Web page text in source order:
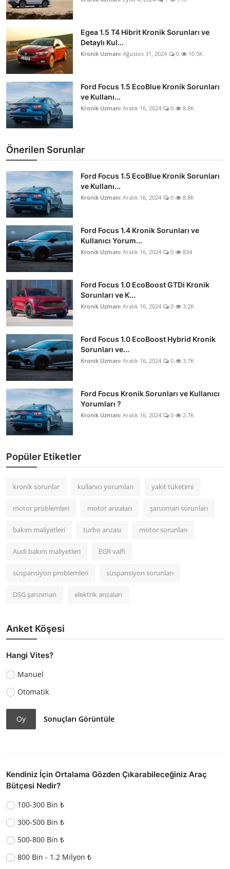
Egea 1.5 T4 Hibrit Kronik Sorunları ve
Detaylı Kul...
Kronik Uzmanı Ağustos 31, 2024 0 10.5K
Ford Focus 1.5 EcoBlue Kronik Sorunları
ve Kullanı...
Kronik Uzmanı Aralık 16, 2024 0 8.8K
Önerilen Sorunlar
Ford Focus 1.5 EcoBlue Kronik Sorunları
ve Kullanı...
Kronik Uzmanı Aralık 16, 2024 0 8.8K
Ford Focus 1.4 Kronik Sorunları ve
Kullanıcı Yorum...
Kronik Uzmanı Aralık 16, 2024 0 834
Ford Focus 1.0 EcoBoost GTDi Kronik
Sorunları ve K...
Kronik Uzmanı Aralık 16, 2024 0 3.2K
Ford Focus 1.0 EcoBoost Hybrid Kronik
Sorunları ve...
Kronik Uzmanı Aralık 16, 2024 0 3.7K
Ford Focus Kronik Sorunları ve Kullanıcı
Yorumları ?
Kronik Uzmanı Aralık 16, 2024 0 2.7K
Popüler Etiketler
kronik sorunlar kullanıcı yorumları yakıt tüketimi
motor problemleri motor arızaları şanzıman sorunları
bakım maliyetleri turbo arızası motor sorunları
Audi bakım maliyetleri EGR valfi
süspansiyon problemleri süspansiyon sorunları
DSG şanzıman elektrik arızaları
Anket Köşesi
Hangi Vites?
Manuel
Otomatik
Oy Sonuçları Görüntüle
Kendiniz İçin Ortalama Gözden Çıkarabileceğiniz Araç
Bütçesi Nedir?
100-300 Bin ₺
300-500 Bin ₺
500-800 Bin ₺
800 Bin - 1.2 Milyon ₺